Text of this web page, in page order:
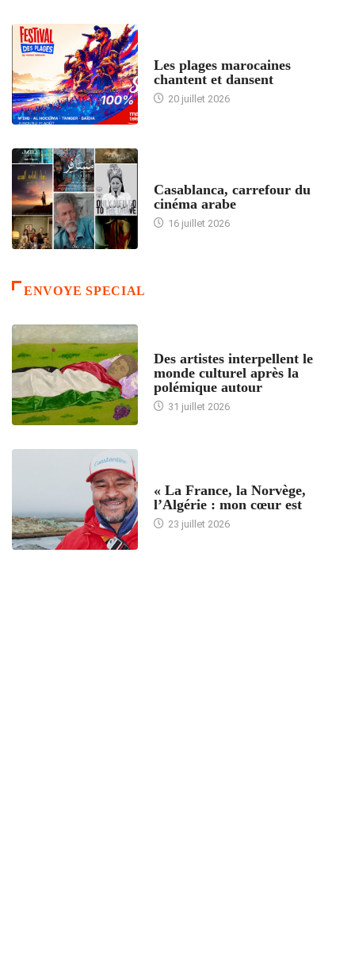
Les plages marocaines
chantent et dansent
20 juillet 2026
Casablanca, carrefour du
cinéma arabe
16 juillet 2026
ENVOYE SPECIAL
Des artistes interpellent le
monde culturel après la
polémique autour
31 juillet 2026
« La France, la Norvège,
l’Algérie : mon cœur est
23 juillet 2026